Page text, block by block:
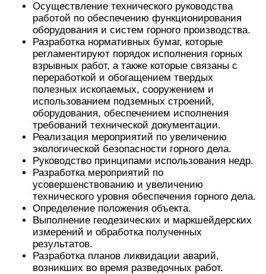
Осуществление технического руководства
работой по обеспечению функционирования
оборудования и систем горного производства.
Разработка нормативных бумаг, которые
регламентируют порядок исполнения горных
взрывных работ, а также которые связаны с
переработкой и обогащением твердых
полезных ископаемых, сооружением и
использованием подземных строений,
оборудования, обеспечением исполнения
требований технической документации.
Реализация мероприятий по увеличению
экологической безопасности горного дела.
Руководство принципами использования недр.
Разработка мероприятий по
усовершенствованию и увеличению
технического уровня обеспечения горного дела.
Определение положения объекта.
Выполнение геодезических и маркшейдерских
измерений и обработка полученных
результатов.
Разработка планов ликвидации аварий,
возникших во время разведочных работ.